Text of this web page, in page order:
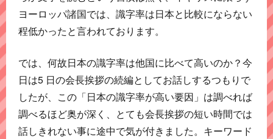
ヨーロッパ諸国では、識字率は日本と比較にならない
程低かったと言われております。
では、何故日本の識字率は他国に比べて高いのか？今
日は5 日の会長挨拶の続編としてお話しするつもりで
したが、この「日本の識字率が高い要因」は調べれば
調べるほど奥が深く、とても会長挨拶の短い時間では
話しきれない事に途中で気が付きました。キーワード